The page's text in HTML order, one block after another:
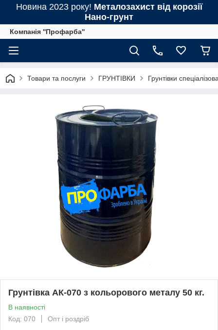
Новина 2023 року! Металозахист від корозії
Нано-грунт
Компанія ''Профарба''
Товари та послуги ГРУНТІВКИ Грунтівки
Грунтівка АК-070 з кольорового металу 50 кг.
В наявності
Код: 070
Опт і роздріб